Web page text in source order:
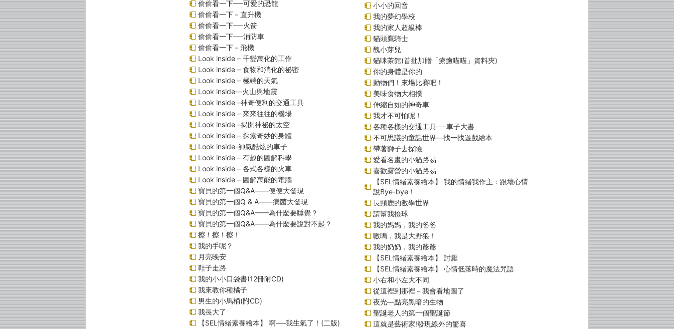
偷偷看一下──可愛的恐龍
偷偷看一下－直升機
偷偷看一下──火箭
偷偷看一下──消防車
偷偷看一下－飛機
Look inside – 千變萬化的工作
Look inside – 食物和消化的祕密
Look inside – 極端的天氣
Look inside—火山與地震
Look inside –神奇便利的交通工具
Look inside – 來來往往的機場
Look inside –揭開神祕的太空
Look inside – 探索奇妙的身體
Look inside-帥氣酷炫的車子
Look inside – 有趣的圖解科學
Look inside – 各式各樣的火車
Look inside – 圖解萬能的電腦
寶貝的第一個Q&A――便便大發現
寶貝的第一個Q & A――病菌大發現
寶貝的第一個Q&A——為什麼要睡覺？
寶貝的第一個Q&A――為什麼要說對不起？
擦！擦！擦！
我的手呢？
月亮晚安
鞋子走路
我的小小口袋書(12冊附CD)
我來教你種橘子
男生的小馬桶(附CD)
我長大了
【SEL情緒素養繪本】 啊──我生氣了！(二版)
小小的回音
我的夢幻學校
我的家人超級棒
貓頭鷹騎士
醜小芽兒
貓咪茶館(首批加贈「療癒喵喵」資料夾)
你的身體是你的
動物們！來場比賽吧！
美味食物大相撲
伸縮自如的神奇車
我才不可怕呢！
各種各樣的交通工具──車子大書
不可思議的童話世界—找一找遊戲繪本
帶著獅子去探險
愛看名畫的小貓路易
喜歡露營的小貓路易
【SEL情緒素養繪本】 我的情緒我作主：跟壞心情
說Bye-bye！
長頸鹿的數學世界
請幫我撿球
我的媽媽，我的爸爸
嗷嗚，我是大野狼！
我的奶奶，我的爺爺
【SEL情緒素養繪本】 討厭
【SEL情緒素養繪本】 心情低落時的魔法咒語
小右和小左大不同
從這裡到那裡－我會看地圖了
夜光—點亮黑暗的生物
聖誕老人的第一個聖誕節
這就是藝術家!發現線外的驚喜